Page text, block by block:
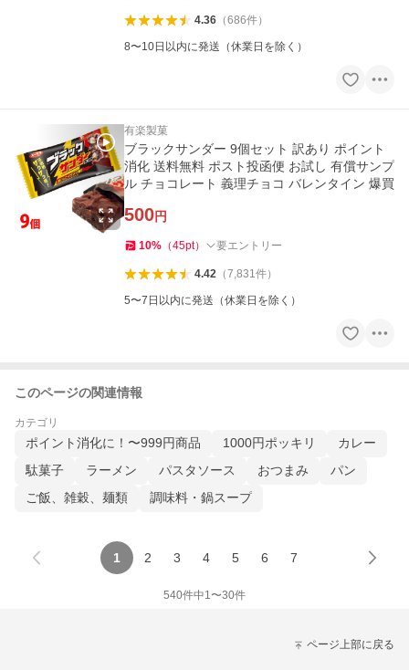
4.36（686件）
8〜10日以内に発送（休業日を除く）
有楽製菓
ブラックサンダー 9個セット 訳あり ポイント
消化 送料無料 ポスト投函便 お試し 有償サンプ
ル チョコレート 義理チョコ バレンタイン 爆買
500円
10% （45pt） 要エントリー
4.42（7,831件）
5〜7日以内に発送（休業日を除く）
このページの関連情報
カテゴリ
ポイント消化に！〜999円商品 1000円ポッキリ
カレー
駄菓子
ラーメン パスタソース おつまみ
パン
ご飯、雑穀、麺類
調味料・鍋スープ
1 2 3 4 5 6 7
540件中1〜30件
ページ上部に戻る